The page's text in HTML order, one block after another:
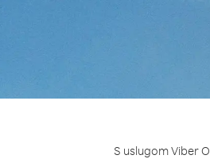
S uslugom Viber